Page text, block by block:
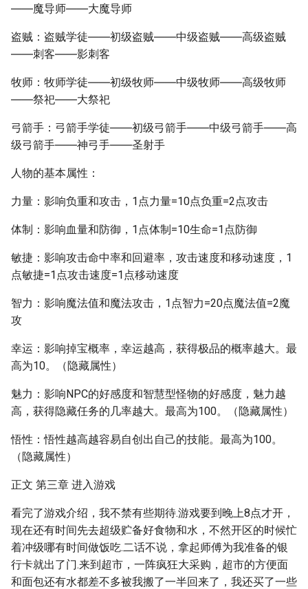
――魔导师――大魔导师
盗贼：盗贼学徒――初级盗贼――中级盗贼――高级盗贼
――刺客――影刺客
牧师：牧师学徒――初级牧师――中级牧师――高级牧师
――祭祀――大祭祀
弓箭手：弓箭手学徒――初级弓箭手――中级弓箭手――高
级弓箭手――神弓手――圣射手
人物的基本属性：
力量：影响负重和攻击，1点力量=10点负重=2点攻击
体制：影响血量和防御，1点体制=10生命=1点防御
敏捷：影响攻击命中率和回避率，攻击速度和移动速度，1
点敏捷=1点攻击速度=1点移动速度
智力：影响魔法值和魔法攻击，1点智力=20点魔法值=2魔
攻
幸运：影响掉宝概率，幸运越高，获得极品的概率越大。最
高为10。（隐藏属性）
魅力：影响NPC的好感度和智慧型怪物的好感度，魅力越
高，获得隐藏任务的几率越大。最高为100。（隐藏属性）
悟性：悟性越高越容易自创出自己的技能。最高为100。
（隐藏属性）
正文 第三章 进入游戏
看完了游戏介绍，我不禁有些期待.游戏要到晚上8点才开，
现在还有时间先去超级贮备好食物和水，不然开区的时候忙
着冲级哪有时间做饭吃.二话不说，拿起师傅为我准备的银
行卡就出了门.来到超市，一阵疯狂大采购，超市的方便面
和面包还有水都差不多被我搬了一半回来了，我还买了一些